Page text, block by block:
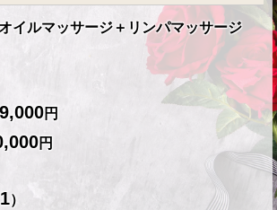
イルマッサージ＋リンパマッサージ
9,000円
円
）